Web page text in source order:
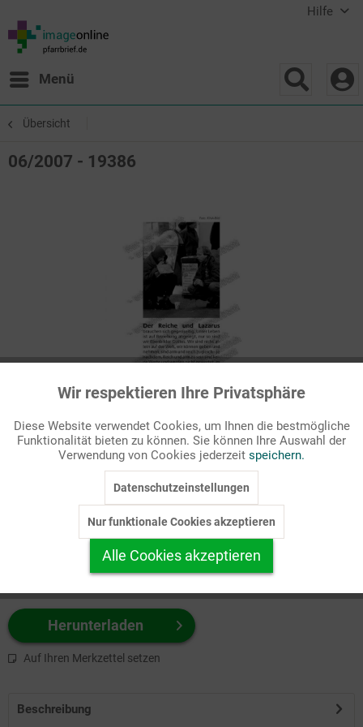
Hilfe
Menü
Übersicht
06/2007 - 19386
Passende Stichworte
Bibel, Gesellschaft/Politik
zuerst Ihr Produktformat aus.
z.B. Farbe-Grafik, Schwarz-Weiß-Grafik, mit/ohne Text ...
Herunterladen
Auf Ihren Merkzettel setzen
Beschreibung
Funktionale Aktiv
Marketing Inaktiv
Personalisierung Inaktiv
Service
Wir respektieren Ihre Privatsphäre
Diese Website verwendet Cookies, um Ihnen die bestmögliche
Funktionalität bieten zu können. Sie können Ihre Auswahl der
Verwendung von Cookies jederzeit speichern.
Datenschutzeinstellungen
Nur funktionale Cookies akzeptieren
Alle Cookies akzeptieren